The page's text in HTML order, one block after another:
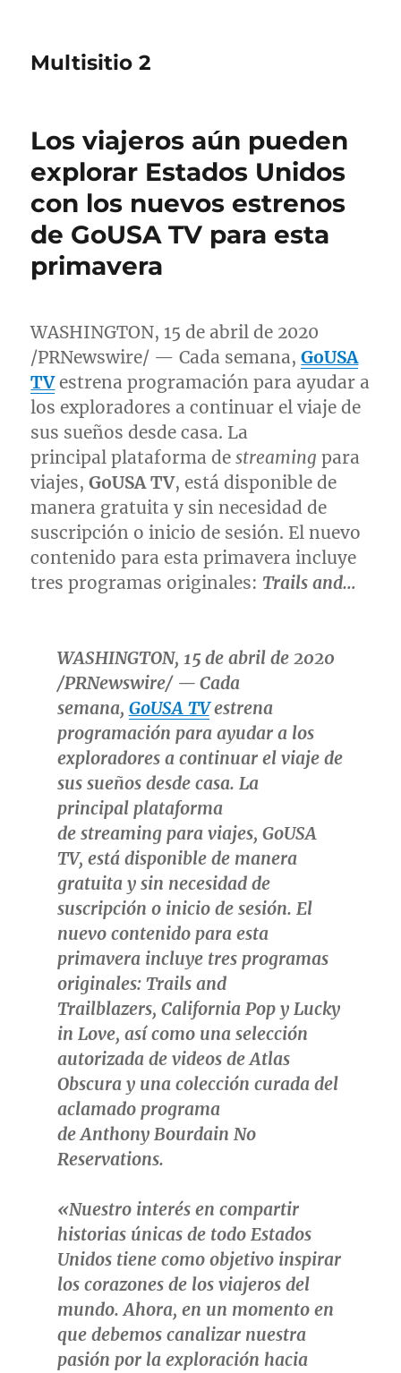
Multisitio 2
Los viajeros aún pueden
explorar Estados Unidos
con los nuevos estrenos
de GoUSA TV para esta
primavera
WASHINGTON, 15 de abril de 2020
/PRNewswire/ — Cada semana,GoUSA
TVestrena programación para ayudar a
los exploradores a continuar el viaje de
sus sueños desde casa. La
principal plataforma destreaming para
viajes,GoUSA TV, está disponible de
manera gratuita y sin necesidad de
suscripción o inicio de sesión. El nuevo
contenido para esta primavera incluye
tres programas originales:Trails and…
WASHINGTON, 15 de abril de 2020
/PRNewswire/ — Cada
semana, GoUSA TVestrena
programación para ayudar a los
exploradores a continuar el viaje de
sus sueños desde casa. La
principal plataforma
de streaming para viajes, GoUSA
TV, está disponible de manera
gratuita y sin necesidad de
suscripción o inicio de sesión. El
nuevo contenido para esta
primavera incluye tres programas
originales: Trails and
Trailblazers, California Popy Lucky
in Love, así como una selección
autorizada de videos de Atlas
Obscuray una colección curada del
aclamado programa
de Anthony Bourdain No
Reservations.
«Nuestrointerés en compartir
historias únicas de todo Estados
Unidos tiene como objetivo inspirar
los corazones de los viajeros del
mundo. Ahora, en un momento en
que debemos canalizar nuestra
pasión por la exploración hacia